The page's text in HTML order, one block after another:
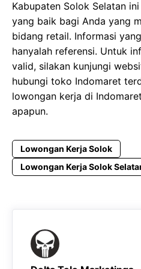
Kabupaten Solok Selatan
yang baik bagi Anda yang
bidang retail. Informasi
hanyalah referensi. Untuk
valid, silakan kunjungi
hubungi toko Indomaret
lowongan kerja di
apapun.
Lowongan Kerja Solok
Lowongan Kerja Solok